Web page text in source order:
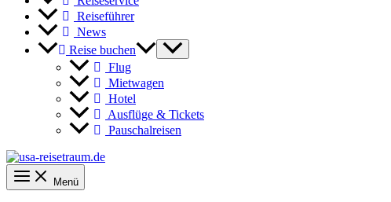
Reiseführer
News
Reise buchen
Flug
Mietwagen
Hotel
Ausflüge & Tickets
Pauschalreisen
Menü